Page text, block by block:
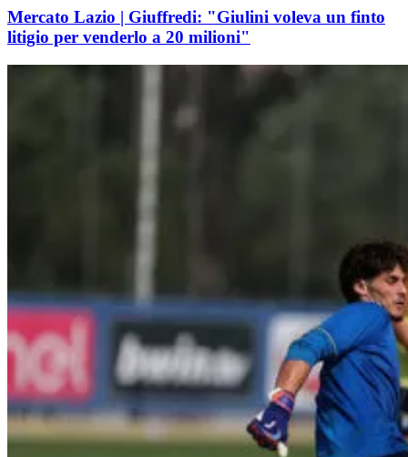
Mercato Lazio | Giuffredi: "Giulini voleva un finto
litigio per venderlo a 20 milioni"